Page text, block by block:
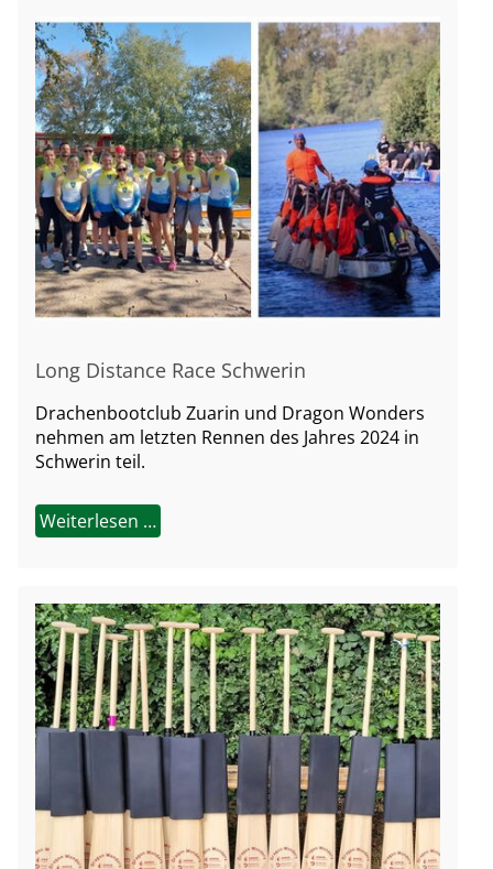
Long Distance Race Schwerin
Drachenbootclub Zuarin und Dragon Wonders
nehmen am letzten Rennen des Jahres 2024 in
Schwerin teil.
Weiterlesen …